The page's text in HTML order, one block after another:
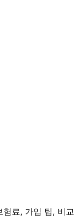
험료, 가입 팁, 비교